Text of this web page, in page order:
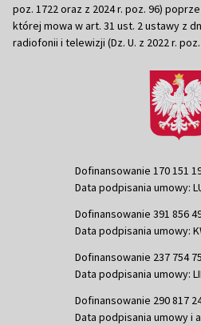
poz. 1722 oraz z 2024 r. poz. 96)
której mowa w art. 31 ust. 2 ustawy z
radiofonii i telewizji (Dz. U. z 2022 r.
Dofinansowanie 170 151
Data podpisania umowy:
Dofinansowanie 391 856
Data podpisania umowy:
Dofinansowanie 237 754
Data podpisania umowy:
Dofinansowanie 290 817
Data podpisania umowy i